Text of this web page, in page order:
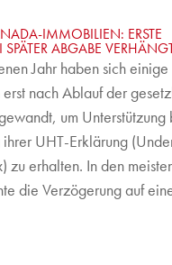
IMMOBILIEN: ERSTE
SPÄTER ABGABE
Jahr haben sich einige
nach Ablauf der
um
UHT-Erklärung
zu erhalten. In den
die Verzögerung auf